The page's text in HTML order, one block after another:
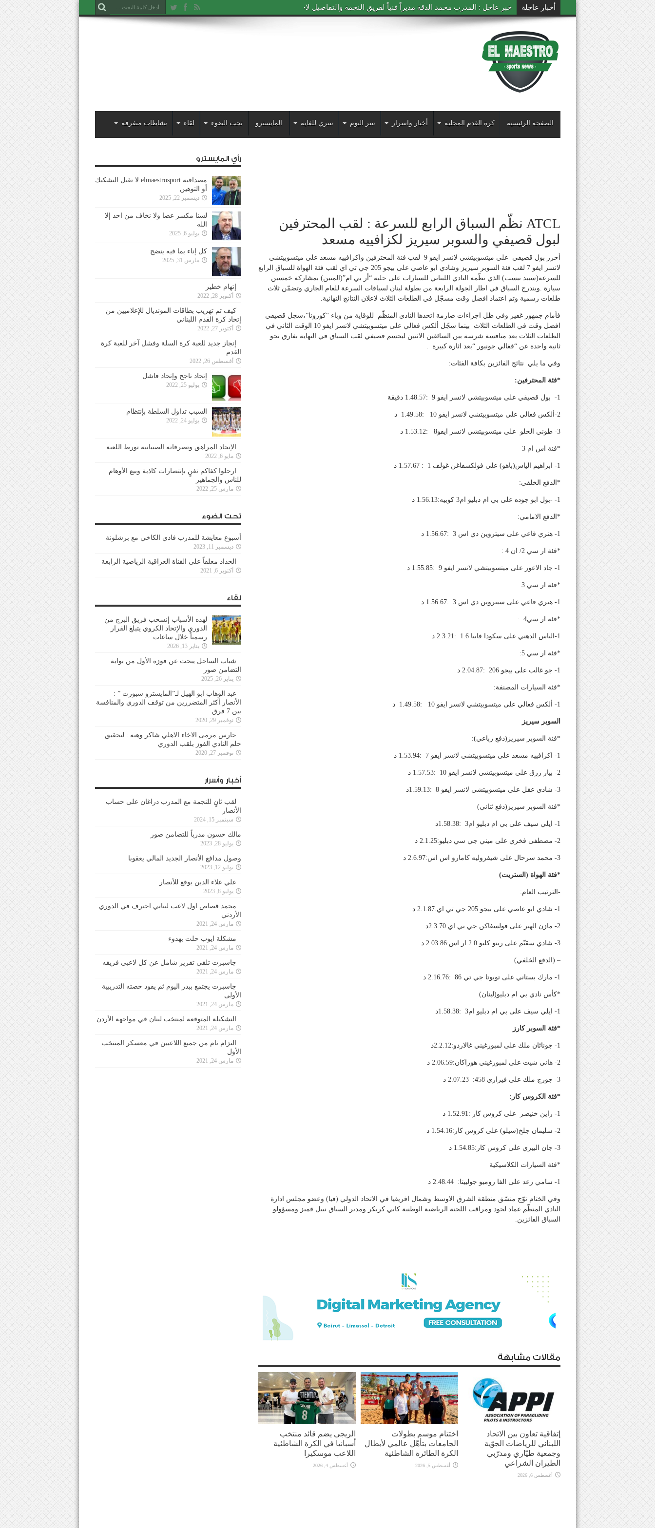
أخبار عاجلة خبر عاجل : المدرب محمد الدقة مديراً فنياً لفريق النجمة والتفاصيل لاحقاً
الصفحة الرئيسية كرة القدم المحلية أخبار واسرار سر اليوم سري للغاية المايسترو تحت الضوء لقاء نشاطات متفرقة
ATCL نظّم السباق الرابع للسرعة : لقب المحترفين
لبول قصيفي والسوبر سيريز لكزافييه مسعد
أحرز بول قصيفي على ميتسوبيتشي لانسر ايفو 9 لقب فئة المحترفين واكزافييه مسعد على ميتسوبيتشي
لانسر ايفو 7 لقب فئة السوبر سيريز وشادي ابو عاصي على بيجو 205 جي تي اي لقب فئة الهواة للسباق الرابع
للسرعة(سبيد تيست) الذي نظّمه النادي اللبناني للسيارات على حلبة “أر بي ام”(المتين) بمشاركة خمسين
سيارة .ويندرج السباق في اطار الجولة الرابعة من بطولة لبنان لسباقات السرعة للعام الجاري وتضمّن ثلاث
طلعات رسمية وتم اعتماد افضل وقت مسجّل في الطلعات الثلاث لاعلان النتائج النهائية.
فأمام جمهور غفير وفي ظل اجراءات صارمة اتخذها النادي المنظّم للوقاية من وباء “كورونا”،سجل قصيفي
افضل وقت في الطلعات الثلاث بينما سجّل ألكس فغالي على ميتسوبيتشي لانسر ايفو 10 الوقت الثاني في
الطلعات الثلاث بعد منافسة شرسة بين السائقين الاثنين ليحسم قصيفي لقب السباق في النهاية بفارق نحو
ثانية واحدة عن “فغالي جونيور “بعد اثارة كبيرة .
وفي ما يلي نتائج الفائزين بكافة الفئات:
*فئة المحترفين:
1- بول قصيفي على ميتسوبيتشي لانسر ايفو 9 :1.48.57 دقيقة
2-ألكس فغالي على ميتسوبيتشي لانسر ايفو 10 :1.49.58 د
3- طوني الحلو على ميتسوبيتشي لانسر ايفو8 :1.53.12 د
*فئة اس ام 3
1- ابراهيم الياس(باهو) على فولكسفاغن غولف 1 : 1.57.67 د
*الدفع الخلفي:
1- -بول ابو جوده على بي ام دبليو ام3 كوبيه:1.56.13 د
*الدفع الامامي:
1- هنري قاعي على سيتروين دي اس 3 :1.56.67 د
*فئة ار سي 2/ ان 4 :
1- جاد الاعور على ميتسوبيتشي لانسر ايفو 9 :1.55.85 د
*فئة ار سي 3
1- هنري قاعي على سيتروين دي اس 3 :1.56.67 د
*فئة ار سي4 :
1-الياس الدهني على سكودا فابيا 1.6 :2.3.21 د
*فئة ار سي 5:
1- جو غالب على بيجو 206 :2.04.87 د
*فئة السيارات المصنفة:
1- ألكس فغالي على ميتسوبيتشي لانسر ايفو 10 :1.49.58 د
السوبر سيريز
*فئة السوبر سيريز(دفع رباعي):
1- اكزافييه مسعد على ميتسوبيتشي لانسر ايفو 7 :1.53.94 د
2- بيار رزق على ميتسوبيتشي لانسر ايفو 10 :1.57.53 د
3- شادي عقل على ميتسوبيتشي لانسر ايفو 8 :1.59.13د
*فئة السوبر سيريز(دفع ثنائي)
1- ايلي سيف على بي ام دبليو ام3 :1.58.38د
2- مصطفى فخري على ميني جي سي دبليو:2.1.25 د
3- محمد سرحال على شيفروليه كامارو اس اس:2.6.97 د
*فئة الهواة (الستريت)
-الترتيب العام:
1- شادي ابو عاصي على بيجو 205 جي تي اي:2.1.87 د
2- مازن الهبر على فولسفاكن جي تي اي:2.3.70د
3- شادي سقيّم على رينو كليو 2.0 ار اس:2.03.86 د
– (الدفع الخلفي)
1- مارك بستاني على تويوتا جي تي 86 :2.16.76 د
*كأس نادي بي ام دبليو(لبنان)
1- ايلي سيف على بي ام دبليو ام3 :1.58.38د
*فئة السوبر كارز
1- جوناثان ملك على لمبورغيني غالاردو:2.2.12د
2- هاني شيت على لمبورغيني هوراكان:2.06.59 د
3- جورج ملك على فيراري 458: 2.07.23 د
*فئة الكروس كار:
1- راين خنيصر على كروس كار :1.52.91 د
2- سليمان جلخ(سيلو) على كروس كار:1.54.16 د
3- جان البيري على كروس كار:1.54.85 د
*فئة السيارات الكلاسيكية
1- سامي رعد على الفا روميو جولييتا: 2.48.44 د
وفي الختام توّج منسّق منطقة الشرق الاوسط وشمال افريقيا في الاتحاد الدولي (فيا) وعضو مجلس ادارة
النادي المنظّم عماد لحود ومراقب اللجنة الرياضية الوطنية كابي كريكر ومدير السباق نبيل قمبز ومسؤولو
السباق الفائزين.
مقالات مشابهة
إتفاقية تعاون بين الاتحاد
اللبناني للرياضات الجوّية
وجمعية طيّاري ومدرّبي
الطيران الشراعي
أغسطس 6, 2026
اختتام موسم بطولات
الجامعات بتأهّل عالمي لأبطال
الكرة الطائرة الشاطئية
أغسطس 5, 2026
الريجي يضم قائد منتخب
أسبانيا في الكرة الشاطئية
اللاعب موسكيرا
أغسطس 4, 2026
رأي المايسترو
مصداقية elmaestrosport لا تقبل التشكيك
أو التوهين
ديسمبر 22, 2025
لسنا مكسر عصا ولا نخاف من احد إلا
الله
يوليو 6, 2025
كل إناء بما فيه ينضح
مارس 31, 2025
إتهام خطير
أكتوبر 28, 2022
كيف تم تهريب بطاقات المونديال للإعلاميين من
إتحاد كرة القدم اللبناني
أكتوبر 27, 2022
إنجاز جديد للعبة كرة السلة وفشل آخر للعبة كرة
القدم
أغسطس 26, 2022
إتحاد ناجح وإتحاد فاشل
يوليو 25, 2022
السبب تداول السلطة بإنتظام
يوليو 24, 2022
الإتحاد المراهق وتصرفاته الصبيانية تورط اللعبة
مايو 6, 2022
ارحلوا كفاكم تغنٍ بإنتصارات كاذبة وبيع الأوهام
للناس والجماهير
مارس 25, 2022
تحت الضوء
أسبوع معايشة للمدرب فادي الكاخي مع برشلونة
ديسمبر 11, 2023
الحداد معلقاً على القناة العراقية الرياضية الرابعة
أكتوبر 6, 2021
لقاء
لهذه الأسباب إنسحب فريق البرج من
الدوري والإتحاد الكروي يتبلغ القرار
رسمياً خلال ساعات
يناير 13, 2026
شباب الساحل يبحث عن فوزه الأول من بوابة
التضامن صور
يناير 26, 2025
عبد الوهاب ابو الهيل لـ”المايسترو سبورت ” :
الأنصار أكثر المتضررين من توقف الدوري والمنافسة
بين 7 فرق
نوفمبر 29, 2020
حارس مرمى الاخاء الاهلي شاكر وهبه : لتحقيق
حلم النادي الفوز بلقب الدوري
نوفمبر 27, 2020
أخبار وأسرار
لقب ثانٍ للنجمة مع المدرب دراغان على حساب
الأنصار
سبتمبر 15, 2024
مالك حسون مدرباً للتضامن صور
يوليو 28, 2023
وصول مدافع الأنصار الجديد المالي يعقوبا
يوليو 12, 2023
علي علاء الدين يوقع للأنصار
يوليو 8, 2023
محمد قصاص اول لاعب لبناني احترف في الدوري
الأردني
مارس 24, 2021
مشكلة ايوب حلت بهدوء
مارس 24, 2021
جاسبرت تلقى تقرير شامل عن كل لاعبي فريقه
مارس 24, 2021
جاسبرت يجتمع ببدر اليوم ثم يقود حصته التدريبية
الأولى
مارس 24, 2021
التشكيلة المتوقعة لمنتخب لبنان في مواجهة الأردن
مارس 24, 2021
التزام تام من جميع اللاعبين في معسكر المنتخب
الأول
مارس 24, 2021